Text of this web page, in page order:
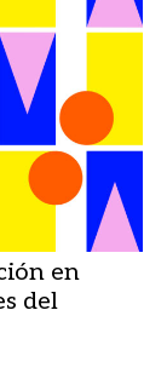
en
del